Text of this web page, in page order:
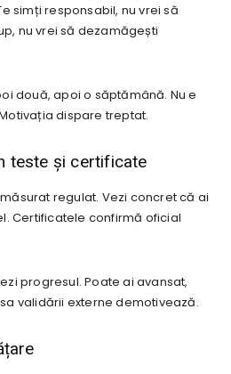
simți responsabil, nu vrei să
nu vrei să dezamăgești
două, apoi o săptămână. Nu e
dispare treptat.
teste și certificate
regulat. Vezi concret că ai
Certificatele confirmă oficial
progresul. Poate ai avansat,
validării externe demotivează.